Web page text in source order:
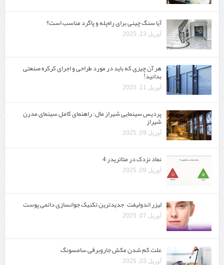
آیا سنگ چینی برای راه‌پله و پاگرد مناسب است؟
آوریل 13, 2025
هر آن چیزی که باید در مورد طراحی و اجرای کرکره صنعتی
بدانید!
آوریل 11, 2025
پردیس سینمایی شیراز مال: راهنمای کامل سینمای مدرن
شیراز
آوریل 09, 2025
نماد نزدک در متاتریدر 4
آوریل 09, 2025
لیزر اندولیفت – جدیدترین تکنیک جوانسازی دائمی پوست
آوریل 07, 2025
علت کم شدن مکش جاروبرقی سامسونگ
آوریل 03, 2025